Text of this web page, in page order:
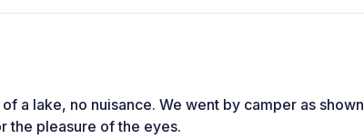
a lake, no nuisance. We went by camper as shown
the pleasure of the eyes.